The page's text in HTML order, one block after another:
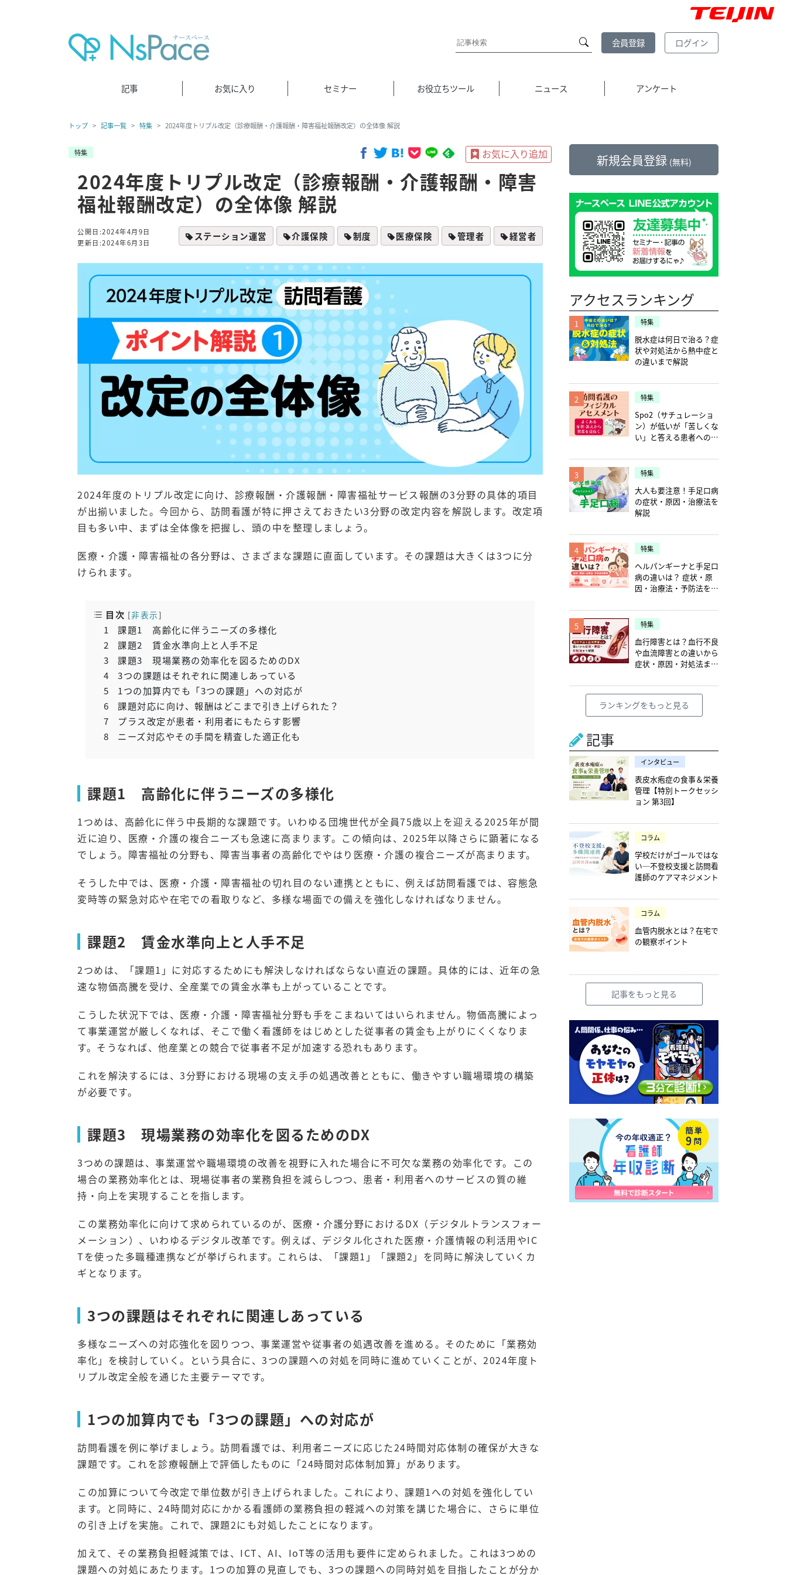
ログイン
会員登録
記事 お気に入り セミナー お役立ちツール ニュース アンケート
トップ 記事一覧 特集 2024年度トリプル改定（診療報酬・介護報酬・障害福祉報酬改定）の全体像 解説
特集
2024年度トリプル改定（診療報酬・介護報酬・障害
福祉報酬改定）の全体像 解説
公開日:2024年4月9日
更新日:2024年6月3日
ステーション運営 介護保険 制度 医療保険 管理者 経営者
2024年度のトリプル改定に向け、診療報酬・介護報酬・障害福祉サービス報酬の3分野の具体的項目
が出揃いました。今回から、訪問看護が特に押さえておきたい3分野の改定内容を解説します。改定項
目も多い中、まずは全体像を把握し、頭の中を整理しましょう。
医療・介護・障害福祉の各分野は、さまざまな課題に直面しています。その課題は大きくは3つに分
けられます。
目次 [非表示]
1
課題1 高齢化に伴うニーズの多様化
2
課題2 賃金水準向上と人手不足
3
課題3 現場業務の効率化を図るためのDX
4
3つの課題はそれぞれに関連しあっている
5
1つの加算内でも「3つの課題」への対応が
6
課題対応に向け、報酬はどこまで引き上げられた？
7
プラス改定が患者・利用者にもたらす影響
8
ニーズ対応やその手間を精査した適正化も
課題1 高齢化に伴うニーズの多様化
1つめは、高齢化に伴う中長期的な課題です。いわゆる団塊世代が全員75歳以上を迎える2025年が間
近に迫り、医療・介護の複合ニーズも急速に高まります。この傾向は、2025年以降さらに顕著になる
でしょう。障害福祉の分野も、障害当事者の高齢化でやはり医療・介護の複合ニーズが高まります。
そうした中では、医療・介護・障害福祉の切れ目のない連携とともに、例えば訪問看護では、容態急
変時等の緊急対応や在宅での看取りなど、多様な場面での備えを強化しなければなりません。
課題2 賃金水準向上と人手不足
2つめは、「課題1」に対応するためにも解決しなければならない直近の課題。具体的には、近年の急
速な物価高騰を受け、全産業での賃金水準も上がっていることです。
こうした状況下では、医療・介護・障害福祉分野も手をこまねいてはいられません。物価高騰によっ
て事業運営が厳しくなれば、そこで働く看護師をはじめとした従事者の賃金も上がりにくくなりま
す。そうなれば、他産業との競合で従事者不足が加速する恐れもあります。
これを解決するには、3分野における現場の支え手の処遇改善とともに、働きやすい職場環境の構築
が必要です。
課題3 現場業務の効率化を図るためのDX
3つめの課題は、事業運営や職場環境の改善を視野に入れた場合に不可欠な業務の効率化です。この
場合の業務効率化とは、現場従事者の業務負担を減らしつつ、患者・利用者へのサービスの質の維
持・向上を実現することを指します。
この業務効率化に向けて求められているのが、医療・介護分野におけるDX（デジタルトランスフォー
メーション）、いわゆるデジタル改革です。例えば、デジタル化された医療・介護情報の利活用やIC
Tを使った多職種連携などが挙げられます。これらは、「課題1」「課題2」を同時に解決していくカ
ギとなります。
3つの課題はそれぞれに関連しあっている
多様なニーズへの対応強化を図りつつ、事業運営や従事者の処遇改善を進める。そのために「業務効
率化」を検討していく。という具合に、3つの課題への対処を同時に進めていくことが、2024年度ト
リプル改定全般を通じた主要テーマです。
1つの加算内でも「3つの課題」への対応が
訪問看護を例に挙げましょう。訪問看護では、利用者ニーズに応じた24時間対応体制の確保が大きな
課題です。これを診療報酬上で評価したものに「24時間対応体制加算」があります。
この加算について今改定で単位数が引き上げられました。これにより、課題1への対処を強化してい
ます。と同時に、24時間対応にかかる看護師の業務負担の軽減への対策を講じた場合に、さらに単位
の引き上げを実施。これで、課題2にも対処したことになります。
加えて、その業務負担軽減策では、ICT、AI、IoT等の活用も要件に定められました。これは3つめの
課題への対処にあたります。1つの加算の見直しでも、3つの課題への同時対処を目指したことが分か
新規会員登録 (無料)
アクセスランキング
1 特集
脱水症は何日で治る？症
状や対処法から熱中症と
の違いまで解説
2 特集
Spo2（サチュレーショ
ン）が低いが「苦しくな
い」と答える患者への確
3 特集
大人も要注意！手足口病
の症状・原因・治療法を
解説
4 特集
ヘルパンギーナと手足口
病の違いは？ 症状・原
因・治療法・予防法を解
5 特集
血行障害とは？血行不良
や血流障害との違いから
症状・原因・対処法まで
ランキングをもっと見る
記事
インタビュー
表皮水疱症の食事＆栄養
管理【特別トークセッシ
ョン 第3回】
コラム
学校だけがゴールではな
い─不登校支援と訪問看
護師のケアマネジメント
コラム
血管内脱水とは？在宅で
の観察ポイント
記事をもっと見る